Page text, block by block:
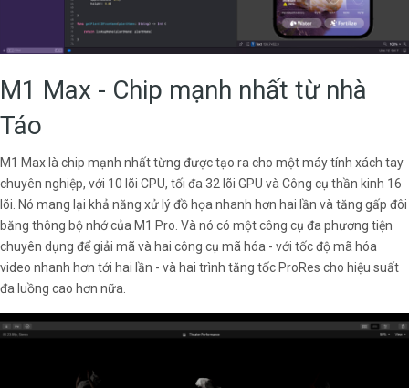
M1 Max - Chip mạnh nhất từ nhà
Táo
M1 Max là chip mạnh nhất từng được tạo ra cho một máy tính xách tay
chuyên nghiệp, với 10 lõi CPU, tối đa 32 lõi GPU và Công cụ thần kinh 16
lõi. Nó mang lại khả năng xử lý đồ họa nhanh hơn hai lần và tăng gấp đôi
băng thông bộ nhớ của M1 Pro. Và nó có một công cụ đa phương tiện
chuyên dụng để giải mã và hai công cụ mã hóa - với tốc độ mã hóa
video nhanh hơn tới hai lần - và hai trình tăng tốc ProRes cho hiệu suất
đa luồng cao hơn nữa.